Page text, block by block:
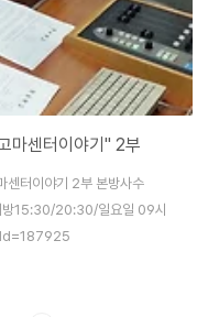
마센터이야기" 2부
센터이야기 2부 본방사수
15:30/20:30/일요일 09시